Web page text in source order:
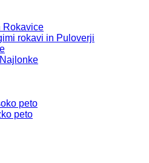
Rokavice
rokavi in Puloverji
peto
peto